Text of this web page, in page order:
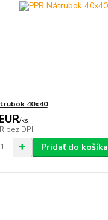
40x40
/ks
bez DPH
Pridať do košíka